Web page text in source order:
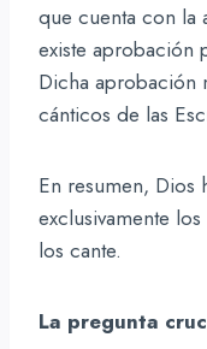
que cuenta con la
existe aprobación
Dicha aprobación
cánticos de las
En resumen, Dios
exclusivamente
los cante.
La pregunta